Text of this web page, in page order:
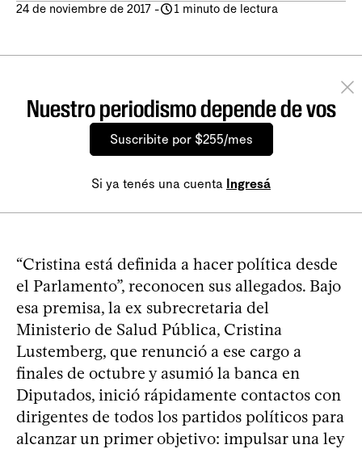
24 de noviembre de 2017 - 1 minuto de lectura
Nuestro periodismo depende de vos
Suscribite por $255/mes
Si ya tenés una cuenta Ingresá
“Cristina está definida a hacer política desde
el Parlamento”, reconocen sus allegados. Bajo
esa premisa, la ex subrecretaria del
Ministerio de Salud Pública, Cristina
Lustemberg, que renunció a ese cargo a
finales de octubre y asumió la banca en
Diputados, inició rápidamente contactos con
dirigentes de todos los partidos políticos para
alcanzar un primer objetivo: impulsar una ley